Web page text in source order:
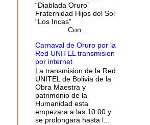
“Diablada Oruro”
Fraternidad Hijos del Sol
“Los Incas”
Con...
Carnaval de Oruro por la
Red UNITEL transmision
por internet
La transmision de la Red
UNITEL de Bolivia de la
Obra Maestra y
patrimonio de la
Humanidad esta
empezara a las 10:00 y
se prolongara hasta l...